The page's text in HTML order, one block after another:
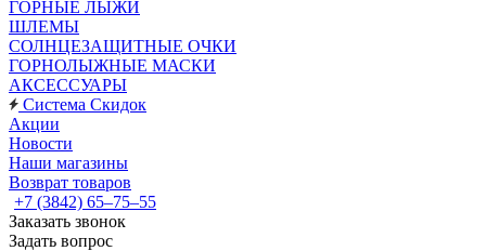
ГОРНЫЕ ЛЫЖИ
ШЛЕМЫ
СОЛНЦЕЗАЩИТНЫЕ ОЧКИ
ГОРНОЛЫЖНЫЕ МАСКИ
АКСЕССУАРЫ
Система Скидок
Акции
Новости
Наши магазины
Возврат товаров
+7 (3842) 65–75–55
Заказать звонок
Задать вопрос